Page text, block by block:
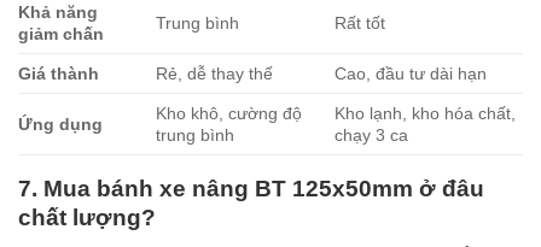
Khả năng
giảm chấn
Trung bình Rất tốt
Giá thành Rẻ, dễ thay thế Cao, đầu tư dài hạn
Ứng dụng
Kho khô, cường độ
trung bình
Kho lạnh, kho hóa chất,
chạy 3 ca
7. Mua bánh xe nâng BT 125x50mm ở đâu
chất lượng?